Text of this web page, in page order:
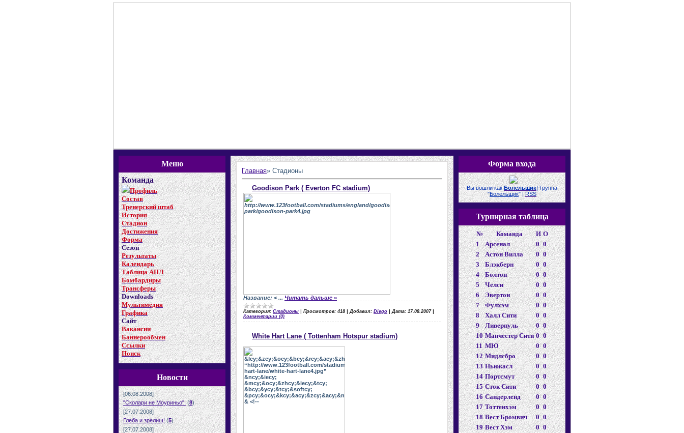
Меню
Команда
Профиль
Состав
Тренерский штаб
История
Стадион
Достижения
Форма
Сезон
Результаты
Календарь
Таблица АПЛ
Бомбардиры
Трансферы
Downloads
Мультимедия
Графика
Сайт
Вакансии
Баннерообмен
Ссылки
Поиск
Новости
[06.08.2008]
"Сколари не Моуриньо". (8)
[27.07.2008]
Глеба и зрелищ! (5)
[27.07.2008]
Главная» Стадионы
Goodison Park ( Everton FC stadium)
Название: <... Читать дальше »
Категория: Стадионы Просмотров: 418 |Добавил: Diego |Дата: 17.08.2007
Комментарии (0)
White Hart Lane ( Tottenham Hotspur stadium)
Форма входа
Вы вошли какБолельщик|Группа
"Болельщик" |RSS
Турнирная таблица
№ Команда И О
1
Арсенал 0 0
2
Астон Вилла 0 0
3
Блэкберн 0 0
4
Болтон 0 0
5
Челси 0 0
6
Эвертон 0 0
7
Фулхэм 0 0
8
Халл Сити 0 0
9
Ливерпуль 0 0
10 Манчестер Сити 0 0
11 МЮ 0 0
12 Мидлсбро 0 0
13 Ньюкасл 0 0
14 Портсмут 0 0
15 Сток Сити 0 0
16 Сандерленд 0 0
17 Тоттенхэм 0 0
18 Вест Бромвич 0 0
19 Вест Хэм 0 0